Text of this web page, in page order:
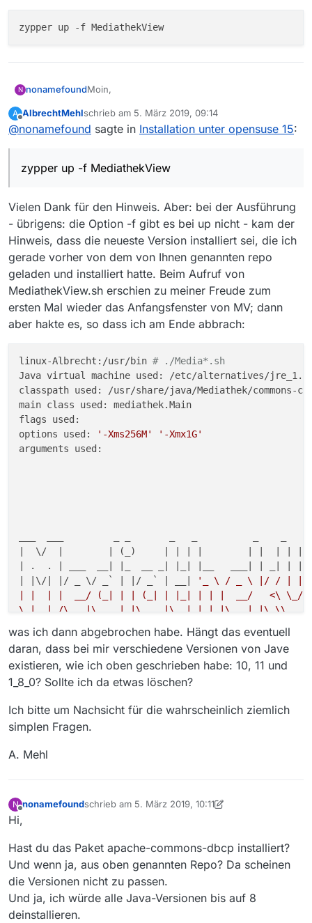
at
4)
at
sun.misc.Launcher$AppClassLoader.loadClass(Launc
her.java:349)
java.lang.ClassLoader.loadClass(ClassLoader.java:357
)
at mediathek.Main.main(Main.java:158)
Caused by: java.lang.ClassNotFoundException:
javafx.concurrent.Task
at
java.net.URLClassLoader.findClass(URLClassLoader.j
ava:382)
at
java.lang.ClassLoader.loadClass(ClassLoader.java:42
4)
at
sun.misc.Launcher$AppClassLoader.loadClass(Launc
at
java.lang.ClassLoader.loadClass(ClassLoader.java:357
)
… 14 more
chris@newnuc:/usr/share/mediathekview/Mediathek
View-13.2.1$ ^C
chris@newnuc:/usr/share/mediathekview/Mediathek
View-13.2.1$
zypper up -f MediathekView
N nonamefoundMoin,
ich bin der, der die Pakete für openSUSE baut.
Wie hast du das Paket denn installiert? Dir
das Repo
Dann ein
A AlbrechtMehlschrieb am 5. März 2019, 09:14
zuletzt editiert von
@nonamefound sagte in Installation unter opensuse 15:
zypper up -f MediathekView
Vielen Dank für den Hinweis. Aber: bei der Ausführung
- übrigens: die Option -f gibt es bei up nicht - kam der
Hinweis, dass die neueste Version installiert sei, die ich
gerade vorher von dem von Ihnen genannten repo
geladen und installiert hatte. Beim Aufruf von
MediathekView.sh erschien zu meiner Freude zum
ersten Mal wieder das Anfangsfenster von MV; dann
aber hakte es, so dass ich am Ende abbrach:
linux-Albrecht:/usr/bin # ./Media*.sh
Java virtual machine used: /etc/alternatives/
classpath used: /usr/share/java/Mediathek/
main class used: mediathek.Main
flags used:
options used:
'-Xms256M'
'-Xmx1G'
|  \/  |
| .  . | ___  __|
| |\/| |/ _ \/ _` | |/ _` | __|
'_
| |  | |  __/
\_|  |_/\___|\__,_|_|\__,_|\__|_|
. Portable Mode: false
. Proxy Authentication: not configured
. Programmstart: 05.03.2019 09:53:34
. Version: MediathekView 13.2.1
. Java:
. VMname: OpenJDK 64-Bit Server VM
. Programmpfad: /usr/share/java/Mediathek/
.
.
.
. ========== ========== ========== ==========
. DURATION 0:  Start  [259,00 ms]
.    Klasse:  Main.getPlatformWindow
. ========== ========== ========== ==========
was ich dann abgebrochen habe. Hängt das eventuell
daran, dass bei mir verschiedene Versionen von Jave
existieren, wie ich oben geschrieben habe: 10, 11 und
1_8_0? Sollte ich da etwas löschen?
Ich bitte um Nachsicht für die wahrscheinlich ziemlich
simplen Fragen.
A. Mehl
N nonamefoundschrieb am 5. März 2019, 10:11
zuletzt editiert von nonamefound
Hi,
Hast du das Paket apache-commons-dbcp installiert?
Und wenn ja, aus oben genannten Repo? Da scheinen
die Versionen nicht zu passen.
Und ja, ich würde alle Java-Versionen bis auf 8
deinstallieren.